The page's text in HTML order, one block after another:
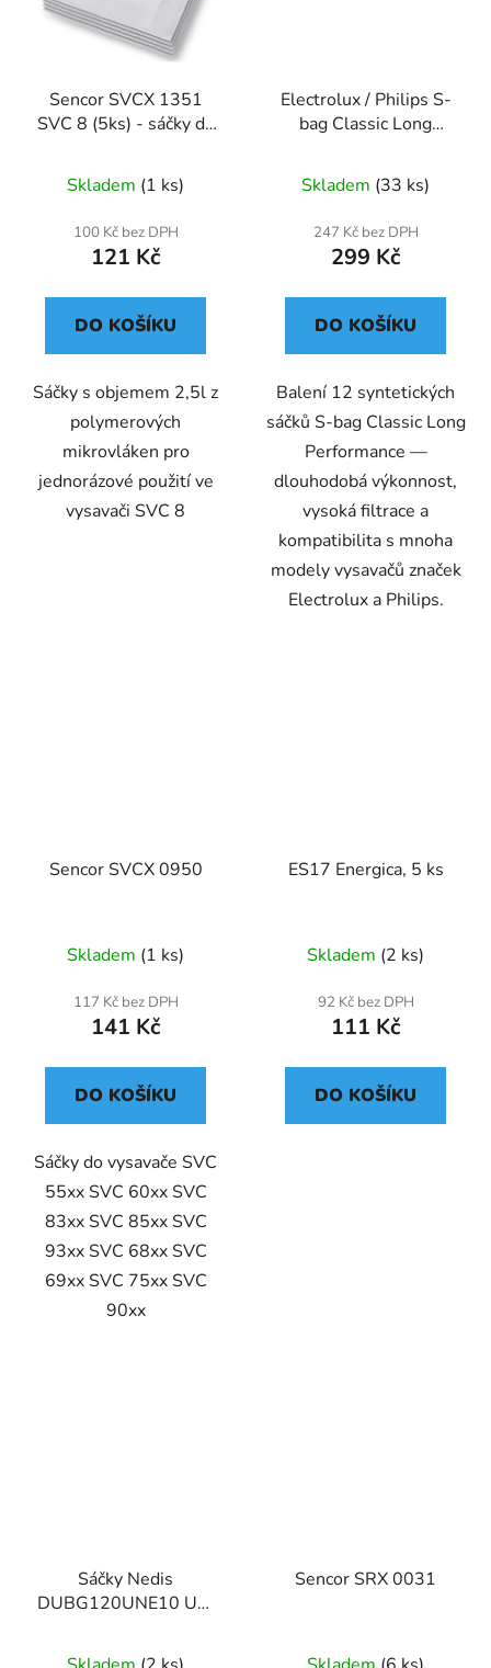
Sencor SVCX 1351
SVC 8 (5ks) - sáčky do
Skladem (1 ks)
100 Kč bez DPH
121 Kč
DO KOŠÍKU
Sáčky s objemem 2,5l z
polymerových
mikrovláken pro
jednorázové použití ve
vysavači SVC 8
Electrolux / Philips S-
bag Classic Long
(E201SMCB)
Skladem (33 ks)
247 Kč bez DPH
299 Kč
DO KOŠÍKU
Balení 12 syntetických
sáčků S-bag Classic Long
Performance —
dlouhodobá výkonnost,
vysoká filtrace a
kompatibilita s mnoha
modely vysavačů značek
Electrolux a Philips.
Sencor SVCX 0950
Skladem (1 ks)
117 Kč bez DPH
141 Kč
DO KOŠÍKU
Sáčky do vysavače SVC
55xx SVC 60xx SVC
83xx SVC 85xx SVC
93xx SVC 68xx SVC
69xx SVC 75xx SVC
90xx
ES17 Energica, 5 ks
Skladem (2 ks)
92 Kč bez DPH
111 Kč
DO KOŠÍKU
Sáčky Nedis
DUBG120UNE10 UNI
sáčků
Sencor SRX 0031